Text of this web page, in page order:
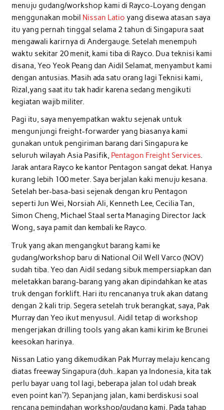
menuju gudang/workshop kami di Rayco-Loyang dengan
menggunakan mobil Nissan Latio yang disewa atasan saya
itu yang pernah tinggal selama 2 tahun di Singapura saat
mengawali karirnya di Andergauge. Setelah menempuh
waktu sekitar 20 menit, kami tiba di Rayco. Dua teknisi kami
disana, Yeo Yeok Peang dan Aidil Selamat, menyambut kami
dengan antusias. Masih ada satu orang lagi Teknisi kami,
Rizal,yang saat itu tak hadir karena sedang mengikuti
kegiatan wajib militer.
Pagi itu, saya menyempatkan waktu sejenak untuk
mengunjungi freight-forwarder yang biasanya kami
gunakan untuk pengiriman barang dari Singapura ke
seluruh wilayah Asia Pasifik, Pentagon Freight Services.
Jarak antara Rayco ke kantor Pentagon sangat dekat. Hanya
kurang lebih 100 meter. Saya berjalan kaki menuju kesana.
Setelah ber-basa-basi sejenak dengan kru Pentagon
seperti Jun Wei, Norsiah Ali, Kenneth Lee, Cecilia Tan,
Simon Cheng, Michael Staal serta Managing Director Jack
Wong, saya pamit dan kembali ke Rayco.
Truk yang akan mengangkut barang kami ke
gudang/workshop baru di National Oil Well Varco (NOV)
sudah tiba. Yeo dan Aidil sedang sibuk mempersiapkan dan
meletakkan barang-barang yang akan dipindahkan ke atas
truk dengan forklift. Hari itu rencananya truk akan datang
dengan 2 kali trip. Segera setelah truk berangkat, saya, Pak
Murray dan Yeo ikut menyusul. Aidil tetap di workshop
mengerjakan drilling tools yang akan kami kirim ke Brunei
keesokan harinya.
Nissan Latio yang dikemudikan Pak Murray melaju kencang
diatas freeway Singapura (duh..kapan ya Indonesia, kita tak
perlu bayar uang tol lagi, beberapa jalan tol udah break
even point kan’?). Sepanjang jalan, kami berdiskusi soal
rencana pemindahan workshop/gudang kami. Pada tahap